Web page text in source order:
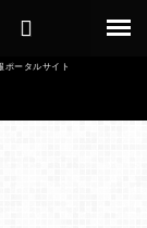
ポータルサイト